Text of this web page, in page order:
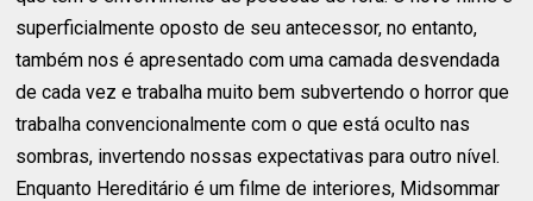
superficialmente oposto de seu antecessor, no entanto,
também nos é apresentado com uma camada desvendada
de cada vez e trabalha muito bem subvertendo o horror que
trabalha convencionalmente com o que está oculto nas
sombras, invertendo nossas expectativas para outro nível.
Enquanto Hereditário é um filme de interiores, Midsommar